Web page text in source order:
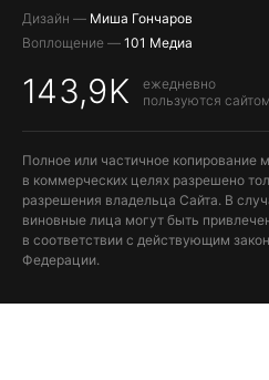
Дизайн — Миша Гончаров
Воплощение — 101 Медиа
143,9K
ежедневно
пользуются сайтом
Полное или частичное копирование
в коммерческих целях разрешено
разрешения владельца Сайта. В
виновные лица могут быть
в соответствии с действующим
Федерации.